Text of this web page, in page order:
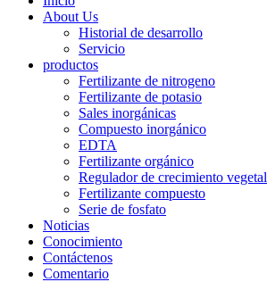
About Us
Historial de desarrollo
Servicio
productos
Fertilizante de nitrogeno
Fertilizante de potasio
Sales inorgánicas
Compuesto inorgánico
EDTA
Fertilizante orgánico
Regulador de crecimiento vegetal
Fertilizante compuesto
Serie de fosfato
Noticias
Conocimiento
Contáctenos
Comentario